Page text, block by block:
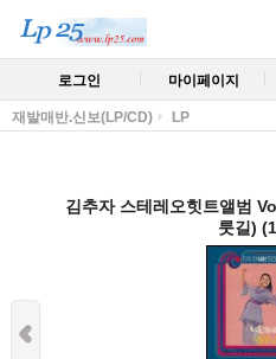
로그인 마이페이지
재발매반.신보(LP/CD) LP
김추자 스테레오힛트앨범
룻길)